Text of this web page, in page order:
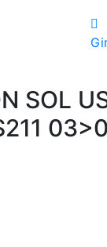
SOL